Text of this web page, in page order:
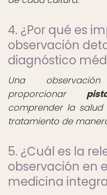
4. ¿Por qué es
observación
diagnóstico
Una
proporcionar
comprender la
tratamiento de
5. ¿Cuál es la
observación en
medicina